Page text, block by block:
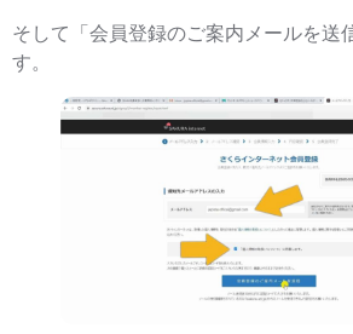
そして「会員登録のご案内メールを送
す。